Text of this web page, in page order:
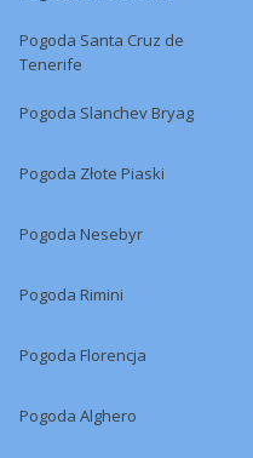
Pogoda Santa Cruz de
Tenerife
Pogoda Slanchev Bryag
Pogoda Złote Piaski
Pogoda Nesebyr
Pogoda Rimini
Pogoda Florencja
Pogoda Alghero